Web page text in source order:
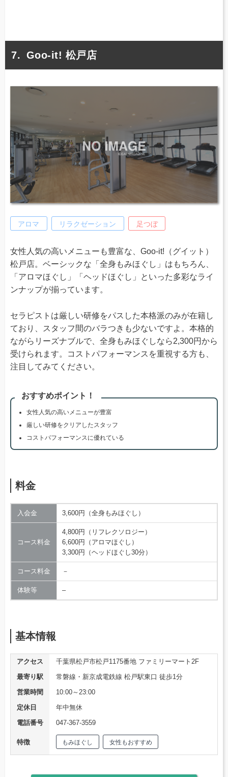
Goo-it! 松戸店
アロマ リラクゼーション 足つぼ
女性人気の高いメニューも豊富な、Goo-it!（グイット）
松戸店。ベーシックな「全身もみほぐし」はもちろん、
「アロマほぐし」「ヘッドほぐし」といった多彩なライ
ンナップが揃っています。
セラピストは厳しい研修をパスした本格派のみが在籍し
ており、スタッフ間のバラつきも少ないですよ。本格的
ながらリーズナブルで、全身もみほぐしなら2,300円から
受けられます。コストパフォーマンスを重視する方も、
注目してみてください。
おすすめポイント！
女性人気の高いメニューが豊富
厳しい研修をクリアしたスタッフ
コストパフォーマンスに優れている
料金
入会金 3,600円（全身もみほぐし）
コース料金
4,800円（リフレクソロジー）
6,600円（アロマほぐし）
3,300円（ヘッドほぐし30分）
コース料金 －
体験等 –
基本情報
アクセス
千葉県松戸市松戸1175番地 ファミリーマート2F
最寄り駅
常磐線・新京成電鉄線 松戸駅東口 徒歩1分
営業時間
10:00～23:00
定休日
年中無休
電話番号
047-367-3559
特徴 もみほぐし 女性もおすすめ